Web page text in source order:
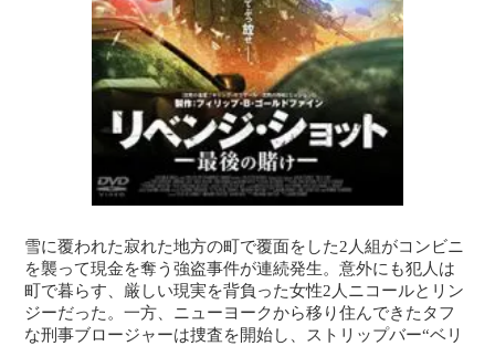
雪に覆われた寂れた地方の町で覆面をした2人組がコンビニ
を襲って現金を奪う強盗事件が連続発生。意外にも犯人は
町で暮らす、厳しい現実を背負った女性2人ニコールとリン
ジーだった。一方、ニューヨークから移り住んできたタフ
な刑事ブロージャーは捜査を開始し、ストリップバー“ベリ